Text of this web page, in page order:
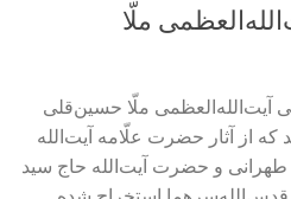
ملّا
آیت‌الله‌العظمی ملّا حسین‌قلی
از آثار حضرت علّامه آیت‌الله
و حضرت آیت‌الله حاج سید